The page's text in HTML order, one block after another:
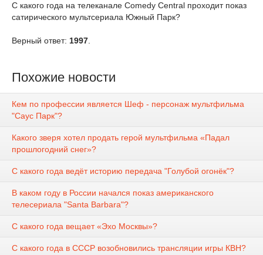
С какого года на телеканале Comedy Central проходит показ
сатирического мультсериала Южный Парк?
Верный ответ: 1997
Похожие новости
Кем по профессии является Шеф - персонаж мультфильма
"Саус Парк"?
Какого зверя хотел продать герой мультфильма «Падал
прошлогодний снег»?
С какого года ведёт историю передача "Голубой огонёк"?
В каком году в России начался показ американского
телесериала "Santa Barbara"?
С какого года вещает «Эхо Москвы»?
С какого года в СССР возобновились трансляции игры КВН?